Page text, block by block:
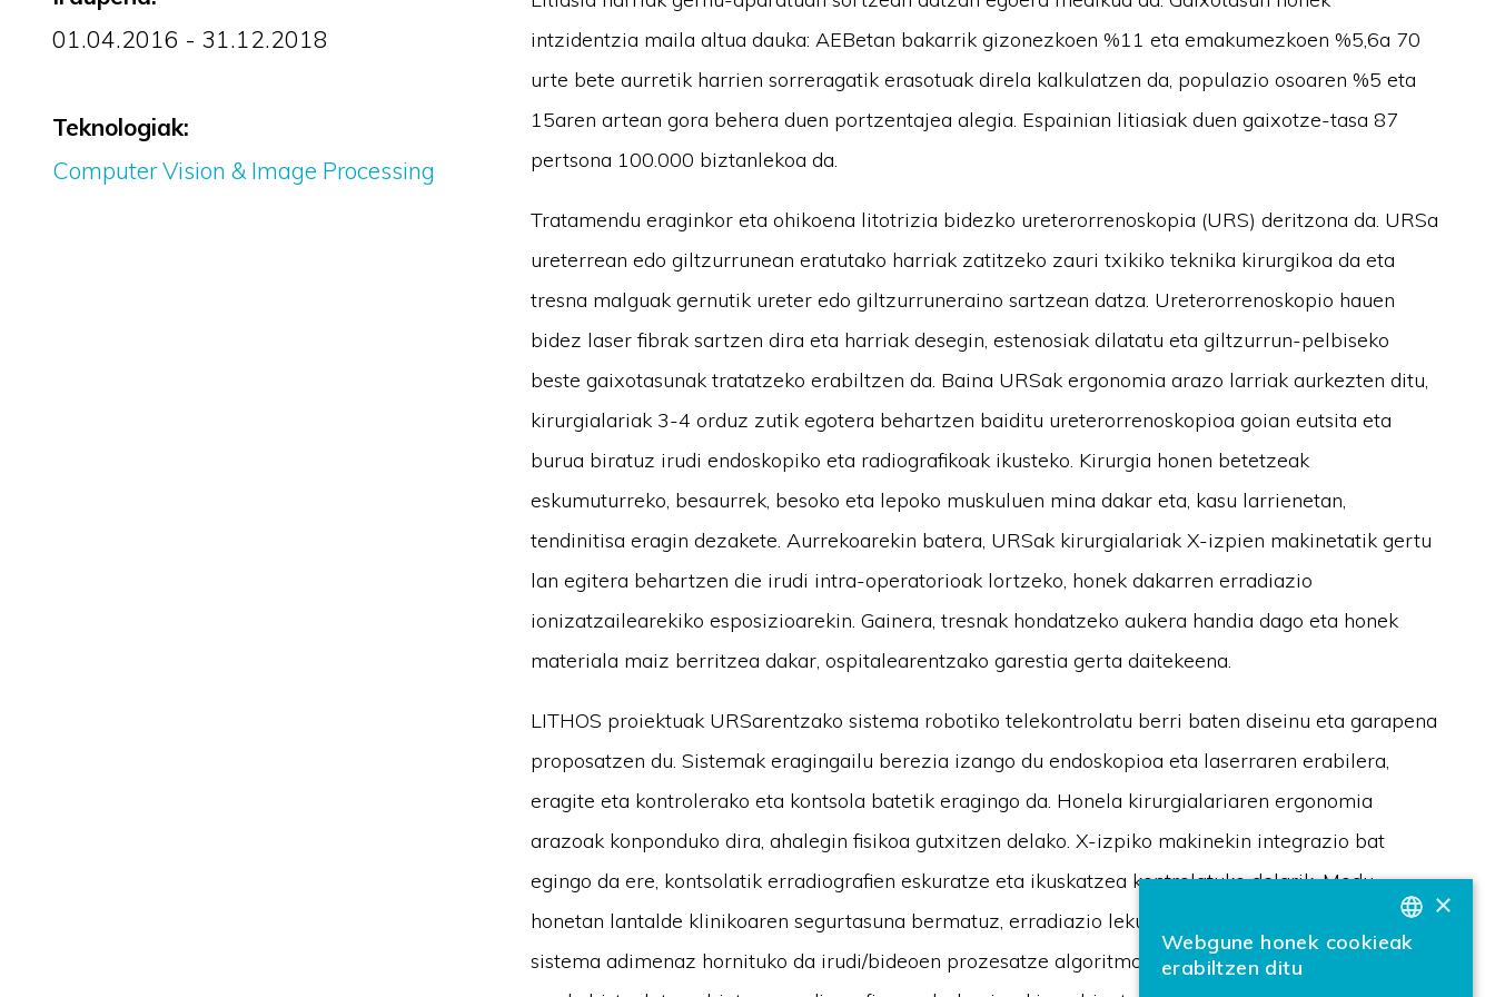
01.04.2016 - 31.12.2018
Teknologiak:
Computer Vision & Image Processing
intzidentzia maila altua dauka: AEBetan bakarrik gizonezkoen %11 eta emakumezkoen %5,6a 70
urte bete aurretik harrien sorreragatik erasotuak direla kalkulatzen da, populazio osoaren %5 eta
15aren artean gora behera duen portzentajea alegia. Espainian litiasiak duen gaixotze-tasa 87
pertsona 100.000 biztanlekoa da.
Tratamendu eraginkor eta ohikoena litotrizia bidezko ureterorrenoskopia (URS) deritzona da. URSa
ureterrean edo giltzurrunean eratutako harriak zatitzeko zauri txikiko teknika kirurgikoa da eta
tresna malguak gernutik ureter edo giltzurruneraino sartzean datza. Ureterorrenoskopio hauen
bidez laser fibrak sartzen dira eta harriak desegin, estenosiak dilatatu eta giltzurrun-pelbiseko
beste gaixotasunak tratatzeko erabiltzen da. Baina URSak ergonomia arazo larriak aurkezten ditu,
kirurgialariak 3-4 orduz zutik egotera behartzen baiditu ureterorrenoskopioa goian eutsita eta
burua biratuz irudi endoskopiko eta radiografikoak ikusteko. Kirurgia honen betetzeak
eskumuturreko, besaurrek, besoko eta lepoko muskuluen mina dakar eta, kasu larrienetan,
tendinitisa eragin dezakete. Aurrekoarekin batera, URSak kirurgialariak X-izpien makinetatik gertu
lan egitera behartzen die irudi intra-operatorioak lortzeko, honek dakarren erradiazio
ionizatzailearekiko esposizioarekin. Gainera, tresnak hondatzeko aukera handia dago eta honek
materiala maiz berritzea dakar, ospitalearentzako garestia gerta daitekeena.
LITHOS proiektuak URSarentzako sistema robotiko telekontrolatu berri baten diseinu eta garapena
proposatzen du. Sistemak eragingailu berezia izango du endoskopioa eta laserraren erabilera,
eragite eta kontrolerako eta kontsola batetik eragingo da. Honela kirurgialariaren ergonomia
arazoak konponduko dira, ahalegin fisikoa gutxitzen delako. X-izpiko makinekin integrazio bat
egingo da ere, kontsolatik erradiografien eskuratze eta ikuskatzea kontrolatuko delarik. Modu
honetan lantalde klinikoaren segurtasuna bermatuz, erradiazio lekuetatik urrunduz. Azkenik,
sistema adimenaz hornituko da irudi/bideoen prozesatze algoritmoak integratuz honela (1) 3D
BASQUE
×
Webgune honek cookieak
erabiltzen ditu